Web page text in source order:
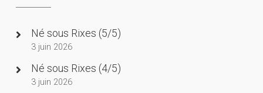
Né sous Rixes (5/5)
3 juin 2026
Né sous Rixes (4/5)
3 juin 2026